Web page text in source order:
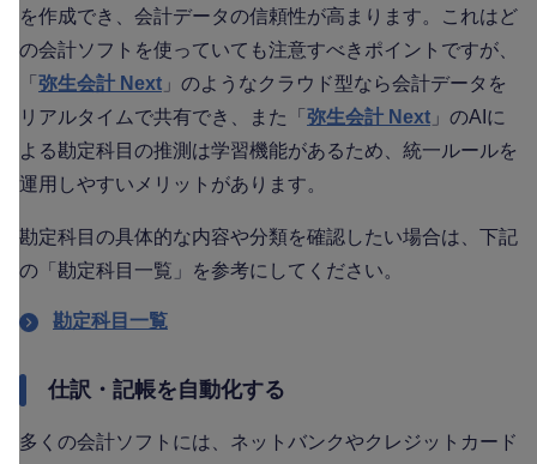
を作成でき、会計データの信頼性が高まります。これはど
の会計ソフトを使っていても注意すべきポイントですが、
「 弥生会計 Next 」のようなクラウド型なら会計データを
リアルタイムで共有でき、また「 弥生会計 Next 」のAIに
よる勘定科目の推測は学習機能があるため、統一ルールを
運用しやすいメリットがあります。
勘定科目の具体的な内容や分類を確認したい場合は、下記
の「勘定科目一覧」を参考にしてください。
勘定科目一覧
仕訳・記帳を自動化する
多くの会計ソフトには、ネットバンクやクレジットカード